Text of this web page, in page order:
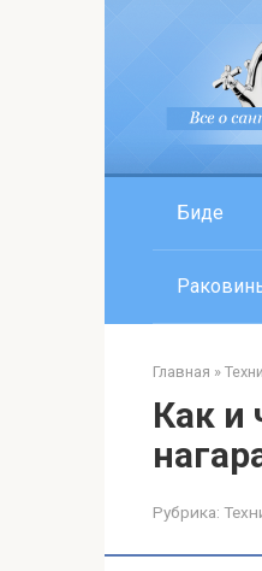
Биде
Главная »
Как и
Рубрика: